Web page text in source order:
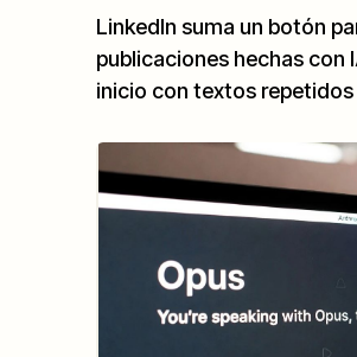
LinkedIn suma un botón
publicaciones hechas con
inicio con textos repetidos